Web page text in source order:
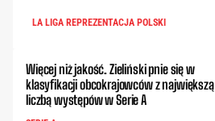
LA LIGA REPREZENTACJA POLSKI
Więcej niż jakość. Zieliński pnie się w
klasyfikacji obcokrajowców z największą
liczbą występów w Serie A